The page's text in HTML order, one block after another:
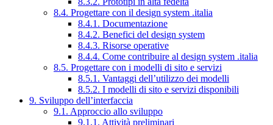
8.4. Progettare con il design system .italia
8.4.1. Documentazione
8.4.2. Benefici del design system
8.4.3. Risorse operative
8.4.4. Come contribuire al design system .italia
8.5. Progettare con i modelli di sito e servizi
8.5.1. Vantaggi dell’utilizzo dei modelli
8.5.2. I modelli di sito e servizi disponibili
9. Sviluppo dell’interfaccia
9.1. Approccio allo sviluppo
9.1.1. Attività preliminari